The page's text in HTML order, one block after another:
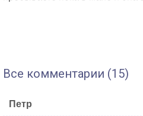
Все комментарии (15)
Петр